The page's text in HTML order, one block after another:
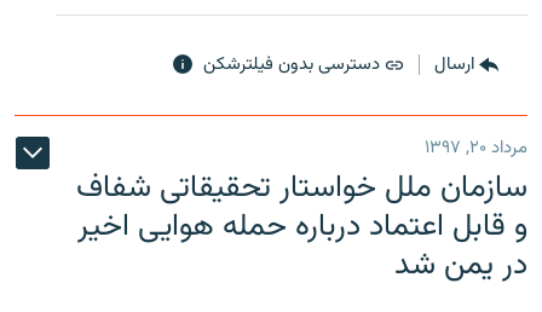
ارسال دسترسی بدون فیلترشکن
مرداد ۲۰, ۱۳۹۷
سازمان ملل خواستار تحقیقاتی شفاف
و قابل اعتماد درباره حمله هوایی اخیر
در یمن شد